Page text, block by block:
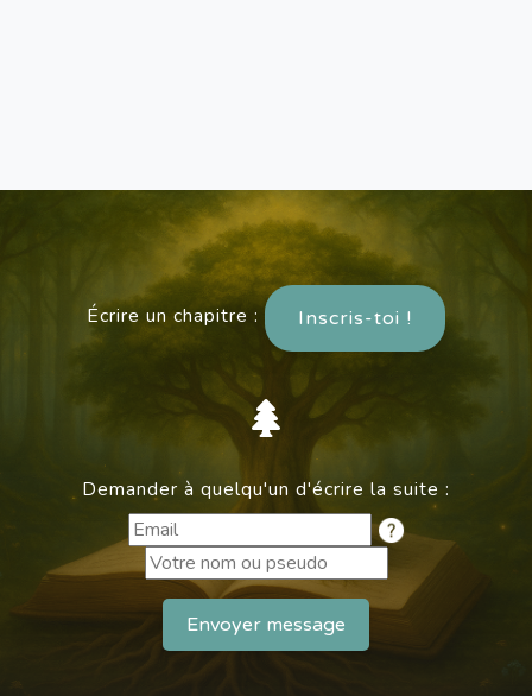
Écrire un chapitre : Inscris-toi !
Demander à quelqu'un d'écrire la suite :
Envoyer message